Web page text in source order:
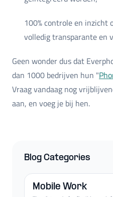
100% controle en inzicht
volledig transparante en
Geen wonder dus dat
dan 1000 bedrijven hun "
Vraag vandaag nog
aan, en voeg je bij hen.
Blog Categories
Mobile Work